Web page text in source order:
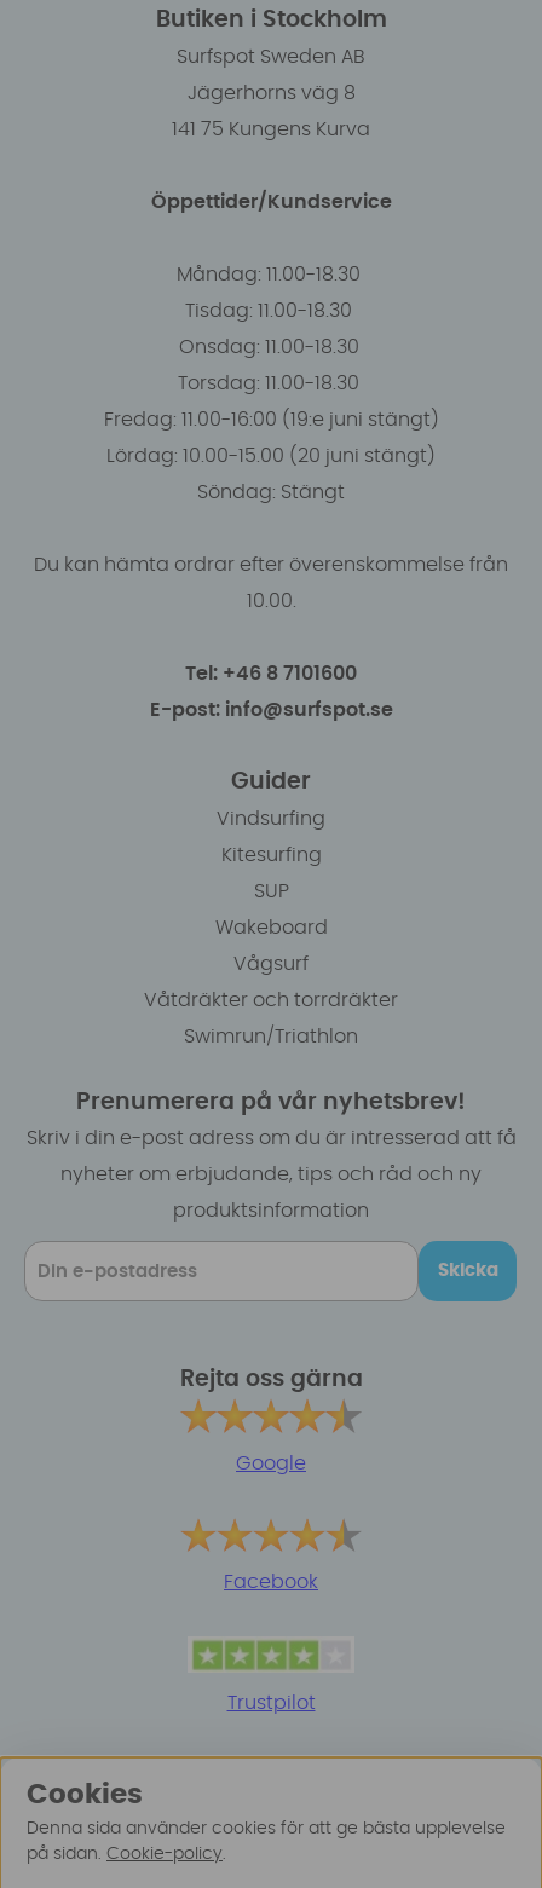
Butiken i Stockholm
Surfspot Sweden AB
Jägerhorns väg 8
141 75 Kungens Kurva
Öppettider/Kundservice
Måndag: 11.00-18.30
Tisdag: 11.00-18.30
Onsdag: 11.00-18.30
Torsdag: 11.00-18.30
Fredag: 11.00-16:00 (19:e juni stängt)
Lördag: 10.00-15.00 (20 juni stängt)
Söndag: Stängt
Du kan hämta ordrar efter överenskommelse från
10.00.
Tel: +46 8 7101600
E-post: info@surfspot.se
Guider
Vindsurfing
Kitesurfing
SUP
Wakeboard
Vågsurf
Våtdräkter och torrdräkter
Swimrun/Triathlon
Prenumerera på vår nyhetsbrev!
Skriv i din e-post adress om du är intresserad att få
nyheter om erbjudande, tips och råd och ny
produktsinformation
Skicka
Rejta oss gärna
Google
Facebook
Trustpilot
Cookies
Denna sida använder cookies för att ge bästa upplevelse
på sidan. Cookie-policy.